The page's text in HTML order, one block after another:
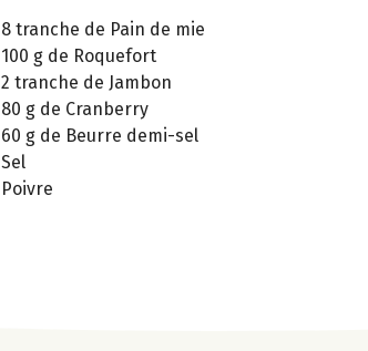
8 tranche de Pain de mie
100 g de Roquefort
2 tranche de Jambon
80 g de Cranberry
60 g de Beurre demi-sel
Sel
Poivre